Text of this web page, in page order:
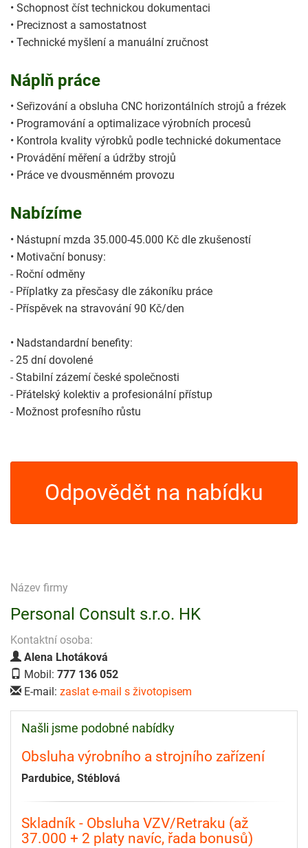
• Schopnost číst technickou dokumentaci
• Preciznost a samostatnost
• Technické myšlení a manuální zručnost
Náplň práce
• Seřizování a obsluha CNC horizontálních strojů a frézek
• Programování a optimalizace výrobních procesů
• Kontrola kvality výrobků podle technické dokumentace
• Provádění měření a údržby strojů
• Práce ve dvousměnném provozu
Nabízíme
• Nástupní mzda 35.000-45.000 Kč dle zkušeností
• Motivační bonusy:
- Roční odměny
- Příplatky za přesčasy dle zákoníku práce
- Příspěvek na stravování 90 Kč/den
• Nadstandardní benefity:
- 25 dní dovolené
- Stabilní zázemí české společnosti
- Přátelský kolektiv a profesionální přístup
- Možnost profesního růstu
Odpovědět na nabídku
Název firmy
Personal Consult s.r.o. HK
Kontaktní osoba:
Alena Lhotáková
Mobil: 777 136 052
E-mail: zaslat e-mail s životopisem
Našli jsme podobné nabídky
Obsluha výrobního a strojního zařízení
Pardubice, Stéblová
Skladník - Obsluha VZV/Retraku (až
37.000 + 2 platy navíc, řada bonusů)